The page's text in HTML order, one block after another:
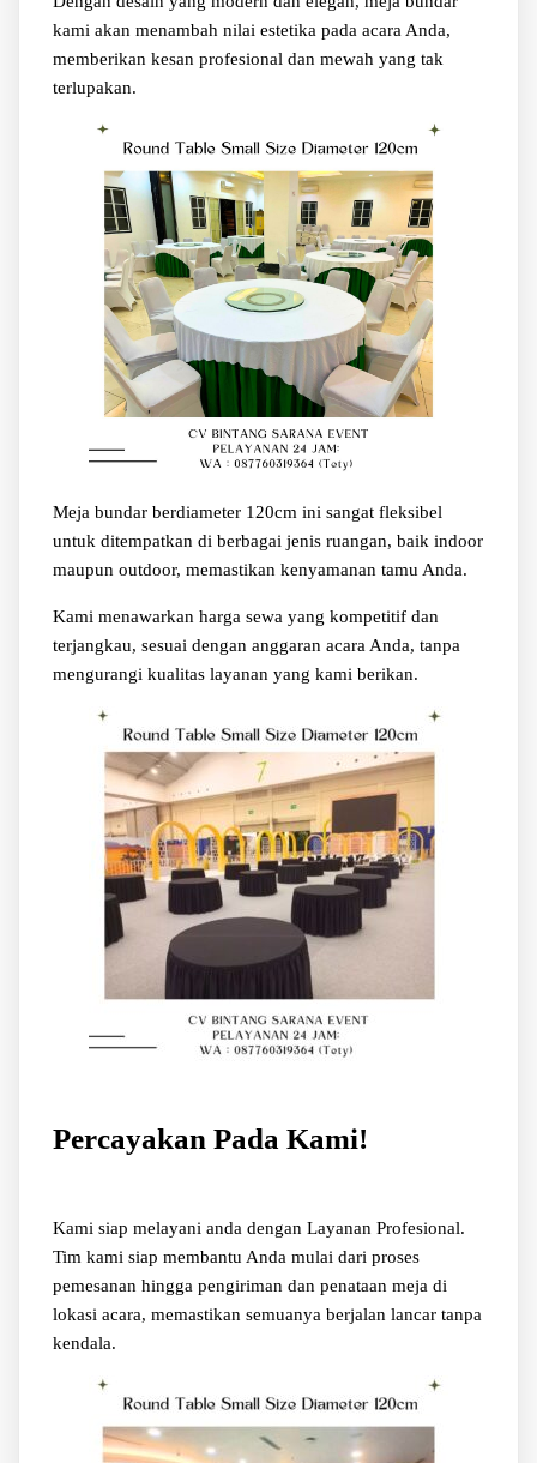
kami akan menambah nilai estetika pada acara Anda,
memberikan kesan profesional dan mewah yang tak
terlupakan.
Meja bundar berdiameter 120cm ini sangat fleksibel
untuk ditempatkan di berbagai jenis ruangan, baik indoor
maupun outdoor, memastikan kenyamanan tamu Anda.
Kami menawarkan harga sewa yang kompetitif dan
terjangkau, sesuai dengan anggaran acara Anda, tanpa
mengurangi kualitas layanan yang kami berikan.
Percayakan Pada Kami!
Kami siap melayani anda dengan Layanan Profesional.
Tim kami siap membantu Anda mulai dari proses
pemesanan hingga pengiriman dan penataan meja di
lokasi acara, memastikan semuanya berjalan lancar tanpa
kendala.